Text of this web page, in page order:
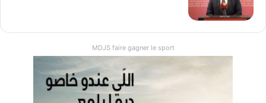
MDJS faire gagner le sport